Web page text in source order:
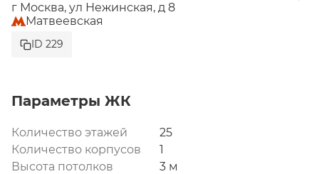
г Москва, ул Нежинская, д 8
Матвеевская
ID 229
Параметры ЖК
Количество этажей
25
Количество корпусов
1
Высота потолков
3 м